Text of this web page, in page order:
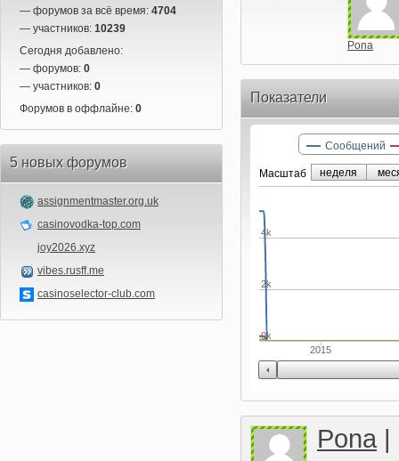
— форумов за всё время: 4704
— участников: 10239
Сегодня добавлено:
— форумов: 0
— участников: 0
Форумов в оффлайне: 0
5 новых форумов
assignmentmaster.org.uk
casinovodka-top.com
joy2026.xyz
vibes.rusff.me
casinoselector-club.com
Pona
Показатели
Маcштаб
2015
0k
2k
4k
Сообщений
неделя
Pona |